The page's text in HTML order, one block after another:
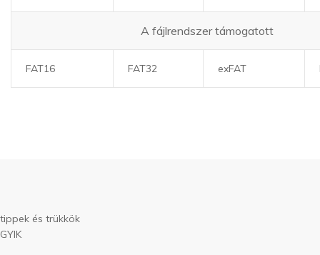
A fájlrendszer támogatott
FAT16 FAT32 exFAT
tippek és trükkök
GYIK